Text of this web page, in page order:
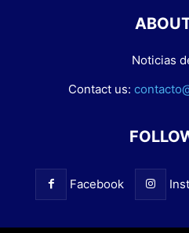
Noticias
Contact us:
Facebook